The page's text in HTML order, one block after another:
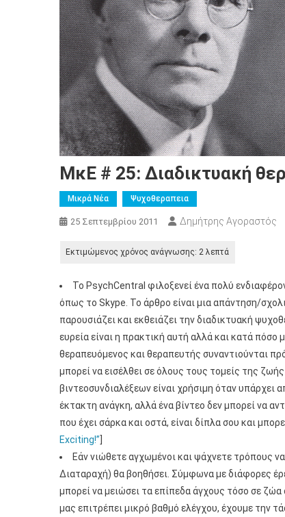
ΜκΕ # 25: Διαδικτυακή
Μικρά Νέα Ψυχοθεραπεια
25 Σεπτεμβρίου 2011 Δημήτρης Αγοραστός
Το PsychCentral φιλοξενεί ένα πολύ
όπως το Skype. Το άρθρο είναι μια απάντηση/
παρουσιάζει και εκθειάζει την διαδικτυακή
ευρεία είναι η πρακτική αυτή αλλά και κατά πόσο
θεραπευόμενος και θεραπευτής συναντιούνται
μπορεί να εισέλθει σε όλους τους τομείς της
βιντεοσυνδιαλέξεων είναι χρήσιμη όταν
έκτακτη ανάγκη, αλλά ένα βίντεο δεν μπορεί να
που έχει σάρκα και οστά, είναι δίπλα σου και
Exciting!”
Εάν νιώθετε αγχωμένοι και ψάχνετε τρόπους
Διαταραχή) θα βοηθήσει. Σύμφωνα με διάφορες
μπορεί να μειώσει τα επίπεδα άγχους τόσο σε
μας επιτρέπει μικρό βαθμό ελέγχου, έχουμε την